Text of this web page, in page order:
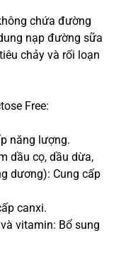
chứa đường
nạp đường sữa
chảy và rối loạn
Free:
năng lượng.
dầu cọ, dầu dừa,
dương): Cung cấp
canxi.
vitamin: Bổ sung